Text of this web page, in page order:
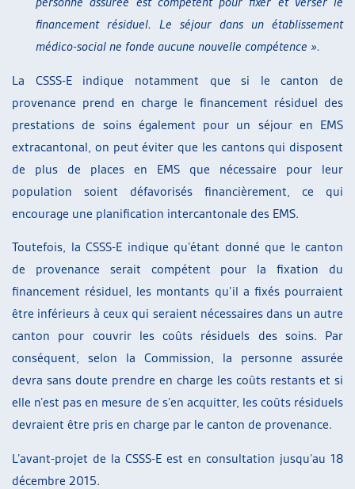
financement résiduel. Le séjour dans un établissement
médico-social ne fonde aucune nouvelle compétence ».
La CSSS-E indique notamment que si le canton de
provenance prend en charge le financement résiduel des
prestations de soins également pour un séjour en EMS
extracantonal, on peut éviter que les cantons qui disposent
de plus de places en EMS que nécessaire pour leur
population soient défavorisés financièrement, ce qui
encourage une planification intercantonale des EMS.
Toutefois, la CSSS-E indique qu’étant donné que le canton
de provenance serait compétent pour la fixation du
financement résiduel, les montants qu’il a fixés pourraient
être inférieurs à ceux qui seraient nécessaires dans un autre
canton pour couvrir les coûts résiduels des soins. Par
conséquent, selon la Commission, la personne assurée
devra sans doute prendre en charge les coûts restants et si
elle n’est pas en mesure de s’en acquitter, les coûts résiduels
devraient être pris en charge par le canton de provenance.
L’avant-projet de la CSSS-E est en consultation jusqu’au 18
décembre 2015.